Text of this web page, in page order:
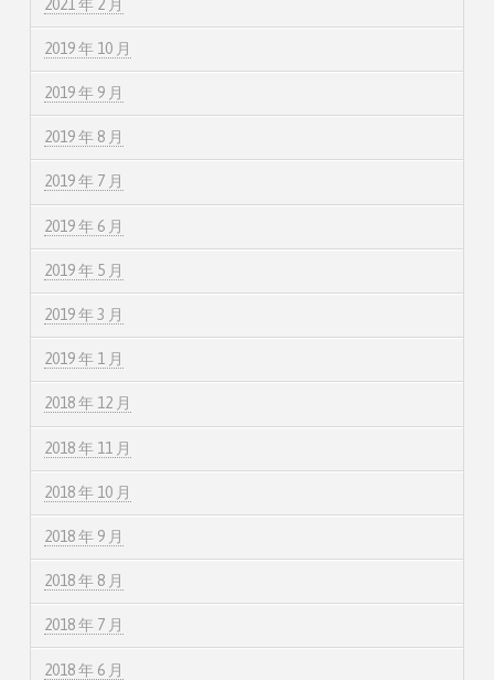
2021 年 2 月
2019 年 10 月
2019 年 9 月
2019 年 8 月
2019 年 7 月
2019 年 6 月
2019 年 5 月
2019 年 3 月
2019 年 1 月
2018 年 12 月
2018 年 11 月
2018 年 10 月
2018 年 9 月
2018 年 8 月
2018 年 7 月
2018 年 6 月